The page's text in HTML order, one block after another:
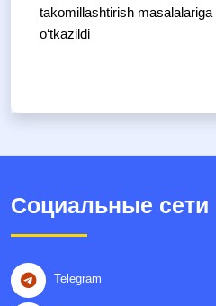
takomillashtirish masalalariga
o‘tkazildi
Социальные сети
Telegram